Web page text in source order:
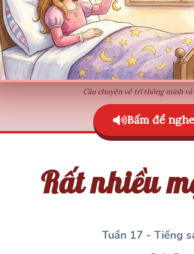
Câu chuyện về trí thông minh
Bấm để
Rất nhiều
Tuần 17 - Tiếng